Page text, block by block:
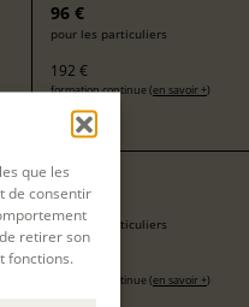
que les
de consentir
retirer son
fonctions.
96 €
pour les particuliers
192 €
formation continue (en savoir +)
136 €
pour les particuliers
272 €
formation continue (en savoir +)